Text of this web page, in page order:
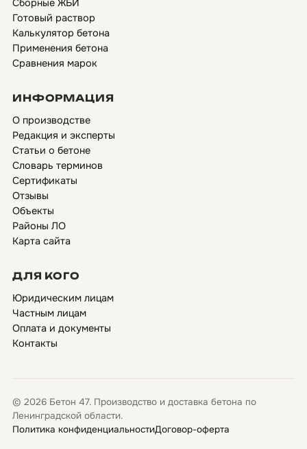
Сборные ЖБИ
Готовый раствор
Калькулятор бетона
Применения бетона
Сравнения марок
ИНФОРМАЦИЯ
О производстве
Редакция и эксперты
Статьи о бетоне
Словарь терминов
Сертификаты
Отзывы
Объекты
Районы ЛО
Карта сайта
ДЛЯ КОГО
Юридическим лицам
Частным лицам
Оплата и документы
Контакты
© 2026 Бетон 47. Производство и доставка бетона по
Ленинградской области.
Политика конфиденциальностиДоговор-оферта